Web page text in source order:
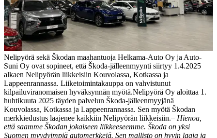
Nelipyörä sekä Škodan maahantuoja Helkama-Auto Oy ja Auto-
Suni Oy ovat sopineet, että Škoda-jälleenmyynti siirtyy 1.4.2025
alkaen Nelipyörän liikkeisiin Kouvolassa, Kotkassa ja
Lappeenrannassa. Liiketoimintakauppa on vahvistunut
kilpailuviranomaisen hyväksynnän myötä.Nelipyörä Oy aloittaa 1.
huhtikuuta 2025 täyden palvelun Škoda-jälleenmyyjänä
Kouvolassa, Kotkassa ja Lappeenrannassa. Sen myötä Škodan
merkkiedustus laajenee kaikkiin Nelipyörän liikkeisiin.– Hienoa,
että saamme Škodan jokaiseen liikkeeseemme. Škoda on yksi
Suomen myydyimpiä automerkkejä. Sen mallisto on hyvin laaja ja